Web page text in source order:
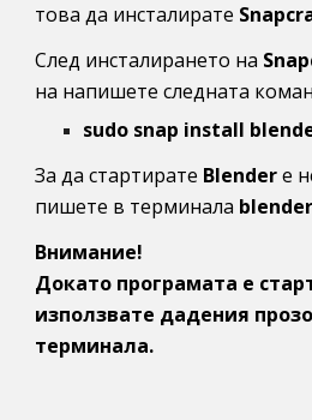
това да инсталирате
След инсталирането на
на напишете следната
sudo snap install
За да стартирате Blender е
пишете в терминала
Внимание!
Докато програмата е
използвате дадения
терминала.